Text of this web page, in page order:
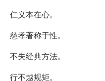
仁义本在心。
慈孝著称于性。
不失经典方法。
行不越规矩。